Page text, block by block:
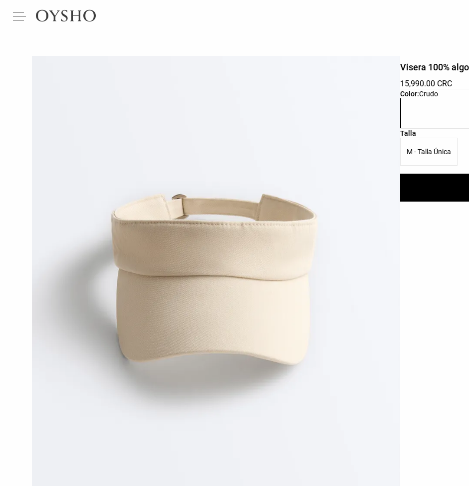
Color:Crudo
Lista de colores
Visera 100%
15,990.00 CRC
Talla
Lista de tallas del
M - Talla Única